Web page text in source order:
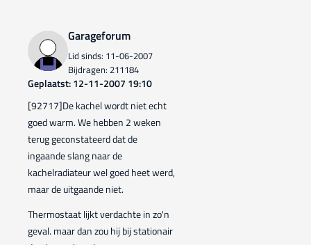
Garageforum
Lid sinds: 11-06-2007
Bijdragen: 211184
Geplaatst: 12-11-2007 19:10
[92717]De kachel wordt niet echt
goed warm. We hebben 2 weken
terug geconstateerd dat de
ingaande slang naar de
kachelradiateur wel goed heet werd,
maar de uitgaande niet.
Thermostaat lijkt verdachte in zo'n
geval. maar dan zou hij bij stationair